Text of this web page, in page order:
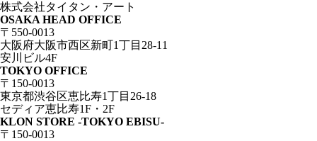
株式会社タイタン・アート
OSAKA HEAD OFFICE
〒550-0013
大阪府大阪市西区新町1丁目28-11
安川ビル4F
TOKYO OFFICE
〒150-0013
東京都渋谷区恵比寿1丁目26-18
セディア恵比寿1F・2F
KLON STORE -TOKYO EBISU-
〒150-0013